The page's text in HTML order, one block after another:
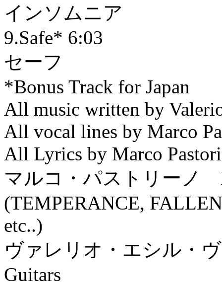
インソムニア
9.Safe* 6:03
セーフ
*Bonus Track for Japan
All music written by
All vocal lines by Marco
All Lyrics by Marco
マルコ・パストリーノ
(TEMPERANCE,
etc..)
ヴァレリオ・エシル・
Guitars